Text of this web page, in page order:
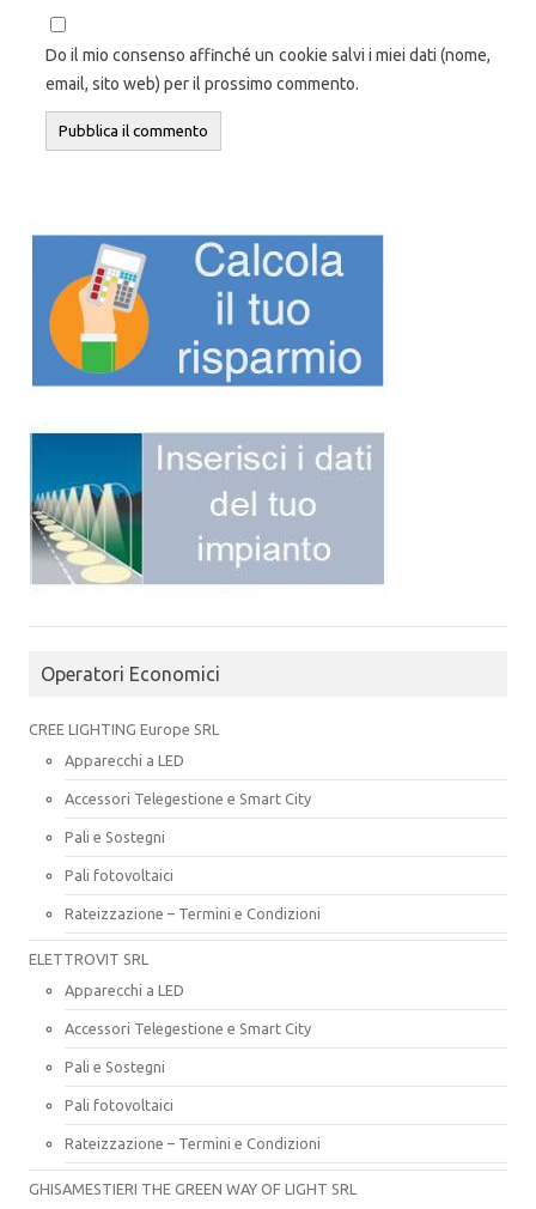
Do il mio consenso affinché un cookie salvi i miei dati (nome,
email, sito web) per il prossimo commento.
Operatori Economici
CREE LIGHTING Europe SRL
Apparecchi a LED
Accessori Telegestione e Smart City
Pali e Sostegni
Pali fotovoltaici
Rateizzazione – Termini e Condizioni
ELETTROVIT SRL
Apparecchi a LED
Accessori Telegestione e Smart City
Pali e Sostegni
Pali fotovoltaici
Rateizzazione – Termini e Condizioni
GHISAMESTIERI THE GREEN WAY OF LIGHT SRL